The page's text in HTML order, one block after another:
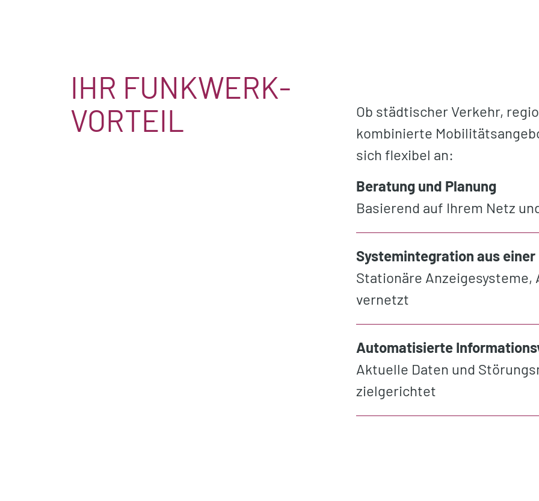
IHR FUNKWERK­
VORTEIL
Ob städtischer Verkehr,
kombinierte
sich flexibel an:
Beratung und Planung
Basierend auf Ihrem Netz
Systemintegration aus einer
Stationäre Anzeigesysteme,
vernetzt
Automatisierte
Aktuelle Daten und
zielgerichtet